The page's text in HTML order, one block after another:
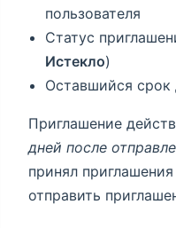
пользователя
Статус
Истекло)
Оставшийся срок
Приглашение
дней после
принял
отправить